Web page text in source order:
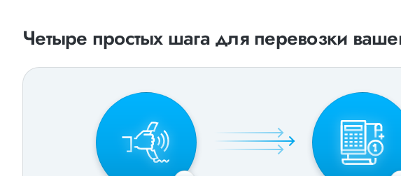
Четыре простых шага для перевозки